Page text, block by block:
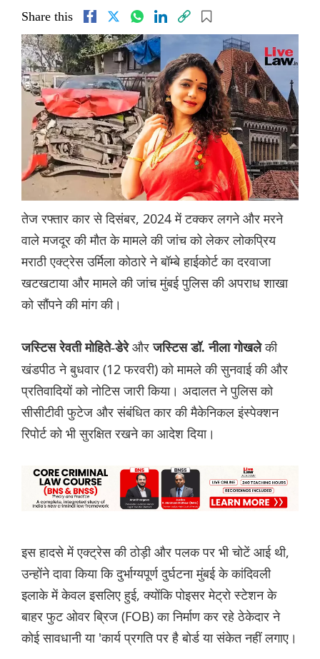
Share this
तेज रफ्तार कार से दिसंबर, 2024 में टक्कर लगने और मरने
वाले मजदूर की मौत के मामले की जांच को लेकर लोकप्रिय
मराठी एक्ट्रेस उर्मिला कोठारे ने बॉम्बे हाईकोर्ट का दरवाजा
खटखटाया और मामले की जांच मुंबई पुलिस की अपराध शाखा
को सौंपने की मांग की।
जस्टिस रेवती मोहिते-डेरेऔरजस्टिस डॉ. नीला गोखलेकी
खंडपीठ ने बुधवार (12 फरवरी) को मामले की सुनवाई की और
प्रतिवादियों को नोटिस जारी किया। अदालत ने पुलिस को
सीसीटीवी फुटेज और संबंधित कार की मैकेनिकल इंस्पेक्शन
रिपोर्ट को भी सुरक्षित रखने का आदेश दिया।
इस हादसे में एक्ट्रेस की ठोड़ी और पलक पर भी चोटें आई थी,
उन्होंने दावा किया कि दुर्भाग्यपूर्ण दुर्घटना मुंबई के कांदिवली
इलाके में केवल इसलिए हुई, क्योंकि पोइसर मेट्रो स्टेशन के
बाहर फुट ओवर ब्रिज (FOB) का निर्माण कर रहे ठेकेदार ने
कोई सावधानी या 'कार्य प्रगति पर है बोर्ड या संकेत नहीं लगाए।